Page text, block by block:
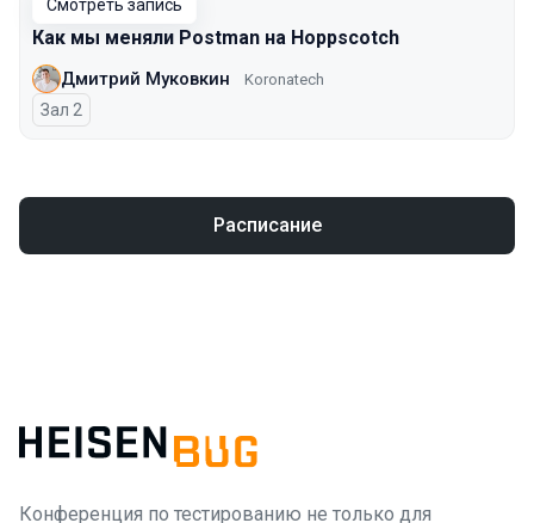
Смотреть запись
Как мы меняли Postman на Hoppscotch
Дмитрий Муковкин Koronatech
Зал 2
Расписание
Конференция по тестированию не только для